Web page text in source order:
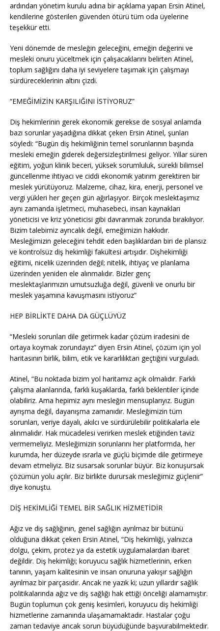
ardından yönetim kurulu adına bir açıklama yapan Ersin Atinel,
kendilerine gösterilen güvenden ötürü tüm oda üyelerine
teşekkür etti.
Yeni dönemde de mesleğin geleceğini, emeğin değerini ve
mesleki onuru yüceltmek için çalışacaklarını belirten Atinel,
toplum sağlığını daha iyi seviyelere taşımak için çalışmayı
sürdüreceklerinin altını çizdi.
“EMEĞİMİZİN KARŞILIĞINI İSTİYORUZ”
Diş hekimlerinin gerek ekonomik gerekse de sosyal anlamda
bazı sorunlar yaşadığına dikkat çeken Ersin Atinel, şunları
söyledi: “Bugün diş hekimliğinin temel sorunlarının başında
mesleki emeğin giderek değersizleştirilmesi geliyor. Yıllar süren
eğitim, yoğun klinik beceri, yüksek sorumluluk, sürekli bilimsel
güncellenme ihtiyacı ve ciddi ekonomik yatırım gerektiren bir
meslek yürütüyoruz. Malzeme, cihaz, kira, enerji, personel ve
vergi yükleri her geçen gün ağırlaşıyor. Birçok meslektaşımız
aynı zamanda işletmeci, muhasebeci, insan kaynakları
yöneticisi ve kriz yöneticisi gibi davranmak zorunda bırakılıyor.
Bizim talebimiz ayrıcalık değil, emeğimizin hakkıdır.
Mesleğimizin geleceğini tehdit eden başlıklardan biri de plansız
ve kontrolsüz diş hekimliği fakültesi artışıdır. Dişhekimliği
eğitimi, nicelik üzerinden değil; nitelik, ihtiyaç ve planlama
üzerinden yeniden ele alınmalıdır. Bizler genç
meslektaşlarımızın umutsuzluğa değil, güvenli ve onurlu bir
meslek yaşamına kavuşmasını istiyoruz”
HEP BİRLİKTE DAHA DA GÜÇLÜYÜZ
“Mesleki sorunları dile getirmek kadar çözüm iradesini de
ortaya koymak zorundayız” diyen Ersin Atinel, çözüm için yol
haritasının birlik, bilim, etik ve kararlılıktan geçtiğini vurguladı.
Atinel, “Bu noktada bizim yol haritamız açık olmalıdır. Farklı
çalışma alanlarında, farklı kuşaklarda, farklı beklentiler içinde
olabiliriz. Ama hepimiz aynı mesleğin mensuplarıyız. Bugün
ayrışma değil, dayanışma zamanıdır. Mesleğimizin tüm
sorunları, veriye dayalı, akılcı ve sürdürülebilir politikalarla ele
alınmalıdır. Hak mücadelesi verirken meslek etiğinden taviz
vermemeliyiz. Mesleğimizin sorunlarını her platformda, her
kurumda, her düzeyde ısrarla ve güçlü biçimde dile getirmeye
devam etmeliyiz. Biz susarsak sorunlar büyür. Biz konuşursak
çözümün yolu açılır. Biz birlikte durursak mesleğimiz güçlenir”
diye konuştu.
DİŞ HEKİMLİĞİ TEMEL BİR SAĞLIK HİZMETİDİR
Ağız ve diş sağlığının, genel sağlığın ayrılmaz bir bütünü
olduğuna dikkat çeken Ersin Atinel, “Diş hekimliği, yalnızca
dolgu, çekim, protez ya da estetik uygulamalardan ibaret
değildir. Diş hekimliği; koruyucu sağlık hizmetlerinin, erken
tanının, yaşam kalitesinin ve insan onuruna yakışır sağlığın
ayrılmaz bir parçasıdır. Ancak ne yazık ki; uzun yıllardır sağlık
politikalarında ağız ve diş sağlığı hak ettiği önceliği alamamıştır.
Bugün toplumun çok geniş kesimleri, koruyucu diş hekimliği
hizmetlerine zamanında ulaşamamaktadır. Hastalar çoğu
zaman tedaviye ancak sorun büyüdüğünde başvurabilmektedir.